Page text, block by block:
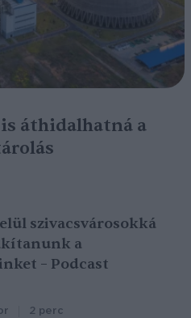
áthidalhatná a
szivacsvárosokká
a
– Podcast
2 perc